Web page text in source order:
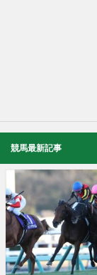
競馬最新記事